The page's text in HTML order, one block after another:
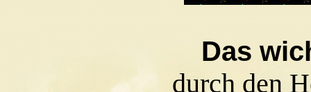
Das
durch den